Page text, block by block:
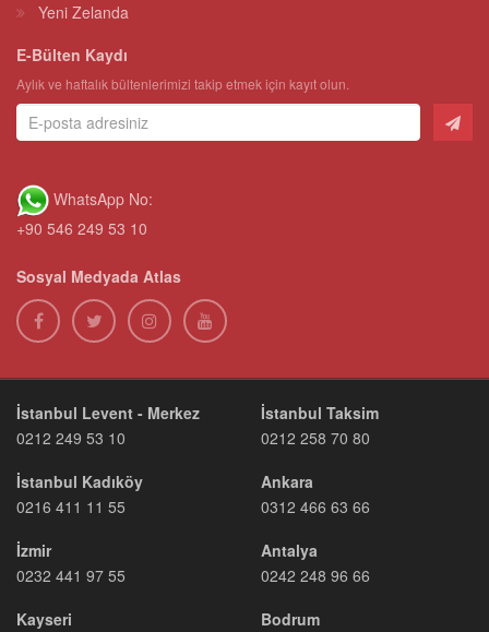
Yeni Zelanda
E-Bülten Kaydı
Aylık ve haftalık bültenlerimizi takip etmek için kayıt olun.
WhatsApp No:
+90 546 249 53 10
Sosyal Medyada Atlas
İstanbul Levent - Merkez
0212 249 53 10
İstanbul Taksim
0212 258 70 80
İstanbul Kadıköy
0216 411 11 55
Ankara
0312 466 63 66
İzmir
0232 441 97 55
Antalya
0242 248 96 66
Kayseri
Bodrum